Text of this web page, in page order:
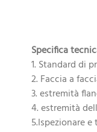
Specifica
1. Standard di
2. Faccia a
3. estremità
4. estremità
5.Ispezionare e